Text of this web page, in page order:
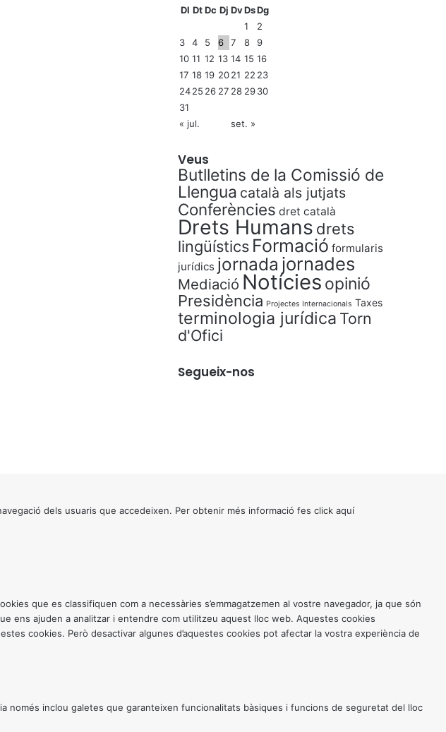
Dl Dt Dc Dj DvDsDg
1
2
3
4 5 6 7 8
9
10 11 12 13 14 15 16
17 18 19 2021 22 23
2425 26 27 28 2930
31
« jul.
set. »
Veus
Butlletins de la Comissió de
Llengua català als jutjats
Conferències dret català
Drets Humans drets
lingüístics Formació formularis
jurídics jornada jornades
Mediació Notícies opinió
Presidència Projectes Internacionals Taxes
terminologia jurídica Torn
d'Ofici
Segueix-nos
dels usuaris que accedeixen. Per obtenir més informació fes click aquí
que es classifiquen com a necessàries s’emmagatzemen al vostre navegador, ja que són
ens ajuden a analitzar i entendre com utilitzeu aquest lloc web. Aquestes cookies
cookies. Però desactivar algunes d’aquestes cookies pot afectar la vostra experiència de
inclou galetes que garanteixen funcionalitats bàsiques i funcions de seguretat del lloc